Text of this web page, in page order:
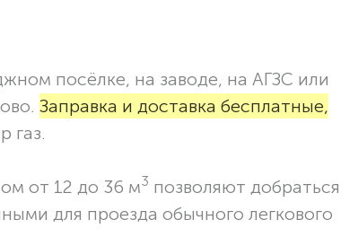
посёлке, на заводе, на АГЗС или
Заправка и доставка бесплатные,
газ.
от 12 до 36 м3 позволяют добраться
для проезда обычного легкового